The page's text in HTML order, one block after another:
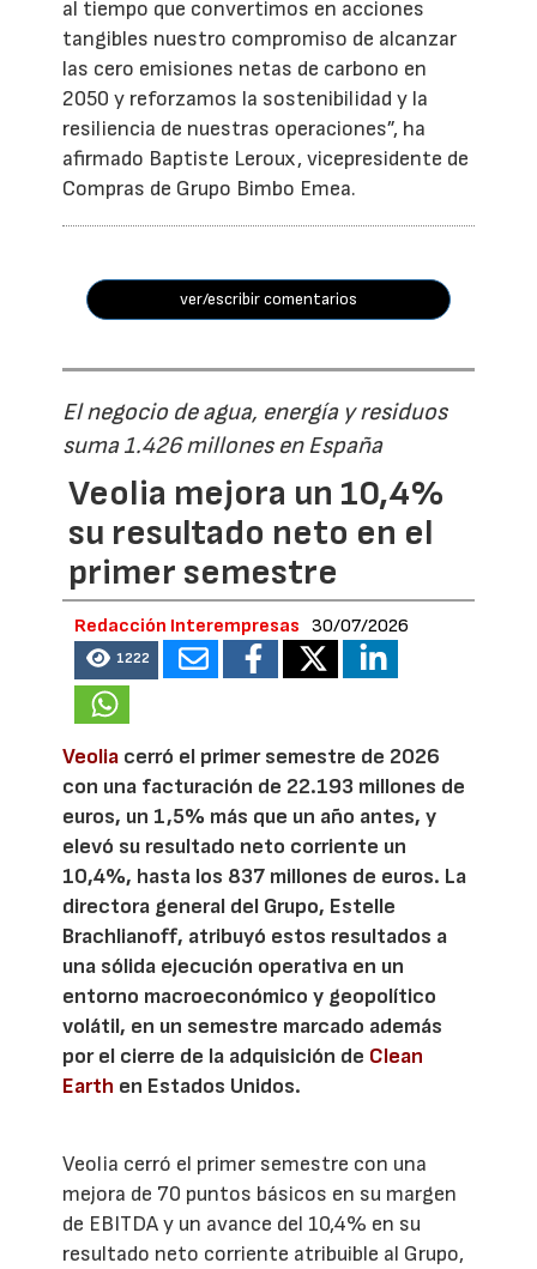
al tiempo que convertimos en acciones
tangibles nuestro compromiso de alcanzar
las cero emisiones netas de carbono en
2050 y reforzamos la sostenibilidad y la
resiliencia de nuestras operaciones”, ha
afirmado Baptiste Leroux, vicepresidente de
Compras de Grupo Bimbo Emea.
ver/escribir comentarios
El negocio de agua, energía y residuos
suma 1.426 millones en España
Veolia mejora un 10,4%
su resultado neto en el
primer semestre
Redacción Interempresas 30/07/2026
1222
Veolia cerró el primer semestre de 2026
con una facturación de 22.193 millones de
euros, un 1,5% más que un año antes, y
elevó su resultado neto corriente un
10,4%, hasta los 837 millones de euros. La
directora general del Grupo, Estelle
Brachlianoff, atribuyó estos resultados a
una sólida ejecución operativa en un
entorno macroeconómico y geopolítico
volátil, en un semestre marcado además
por el cierre de la adquisición de Clean
Earth en Estados Unidos.
Veolia cerró el primer semestre con una
mejora de 70 puntos básicos en su margen
de EBITDA y un avance del 10,4% en su
resultado neto corriente atribuible al Grupo,